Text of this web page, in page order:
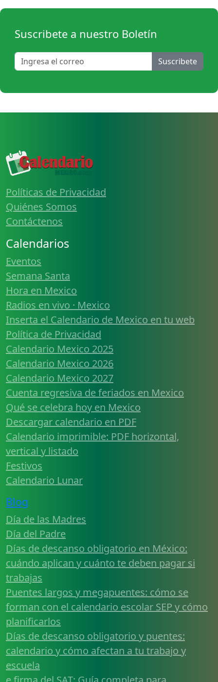
Suscribete a nuestro Boletín
Suscribete
Políticas de Privacidad
Quiénes Somos
Contáctenos
Calendarios
Eventos
Semana Santa
Hora en Mexico
Radios en vivo · Mexico
Inserta el Calendario de Mexico en tu web
Política de Privacidad
Calendario Mexico 2025
Calendario Mexico 2026
Calendario Mexico 2027
Cuenta regresiva de feriados en Mexico
Qué se celebra hoy en Mexico
Descargar calendario en PDF
Calendario imprimible: PDF horizontal,
vertical y listado
Festivos
Calendario Lunar
Blog
Día de las Madres
Día del Padre
Días de descanso obligatorio en México:
cuándo aplican y cuánto te deben pagar si
trabajas
Puentes largos y megapuentes: cómo se
forman con el calendario escolar SEP y cómo
planificarlos
Días de descanso obligatorio y puentes:
calendario y cómo afectan a tu trabajo y
escuela